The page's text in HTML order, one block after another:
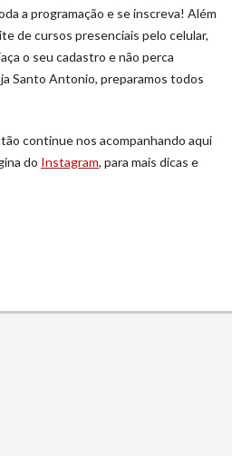
a programação e se inscreva! Além
de cursos presenciais pelo celular,
o seu cadastro e não perca
Santo Antonio, preparamos todos
continue nos acompanhando aqui
do Instagram, para mais dicas e